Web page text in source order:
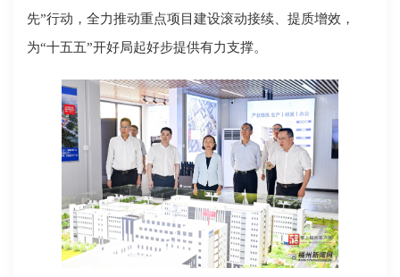
先”行动，全力推动重点项目建设滚动接续、提质增效，
为“十五五”开好局起好步提供有力支撑。